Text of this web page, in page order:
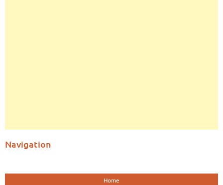
Navigation
Home